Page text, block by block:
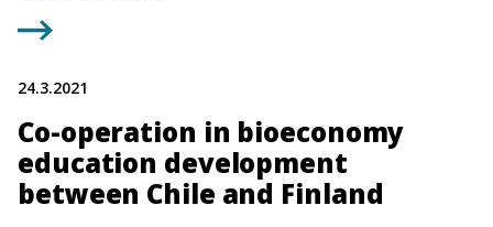
24.3.2021
Co-operation in bioeconomy
education development
between Chile and Finland